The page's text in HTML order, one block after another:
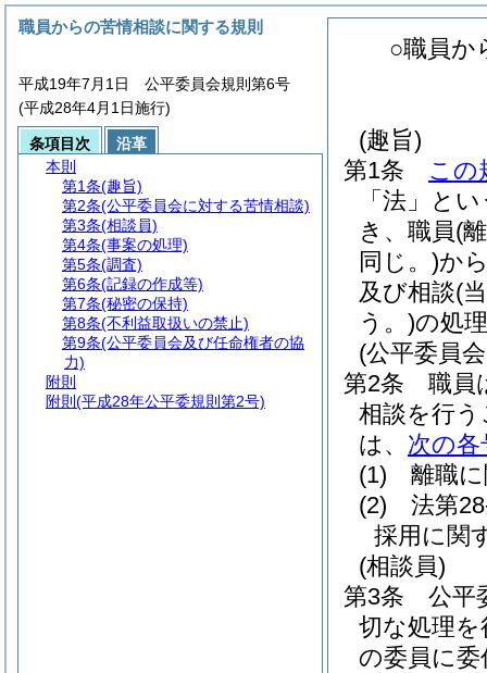
○職員か
(趣旨)
第1条
この
「法」と
き、職員(
同じ。)か
及び相談(
う。)の処
(公平委員
第2条
職員
相談を行
は、 次の各
(1)
離職
(2)
法第
採用に関
(相談員)
第3条
公平
切な処理
の委員に
職員からの苦情相談に関する規則
平成19年7月1日 公平委員会規則第6号
(平成28年4月1日施行)
条項目次
沿革
本則
第1条(趣旨)
第2条(公平委員会に対する苦情相談)
第3条(相談員)
第4条(事案の処理)
第5条(調査)
第6条(記録の作成等)
第7条(秘密の保持)
第8条(不利益取扱いの禁止)
第9条(公平委員会及び任命権者の協
力)
附則
附則 (平成28年公平委規則第2号)